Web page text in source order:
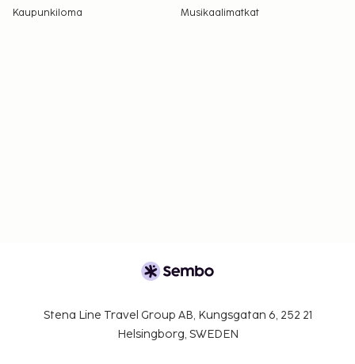
Kaupunkiloma
Musikaalimatkat
Stena Line Travel Group AB, Kungsgatan 6, 252 21
Helsingborg, SWEDEN